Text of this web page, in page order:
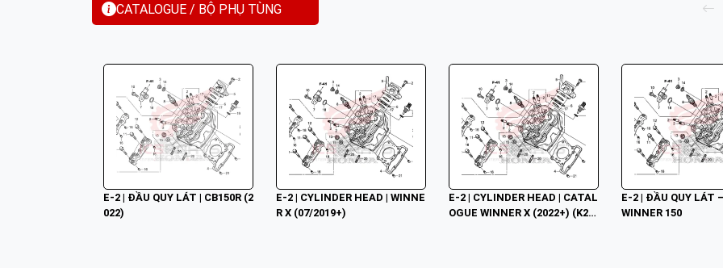
CATALOGUE / BỘ PHỤ TÙNG
E-2 | ĐẦU QUY LÁT | CB150R (2
022)
E-2 | CYLINDER HEAD | WINNE
R X (07/2019+)
E-2 | CYLINDER HEAD | CATAL
OGUE WINNER X (2022+) (K2
E-2 | ĐẦU QUY LÁT –
WINNER 150